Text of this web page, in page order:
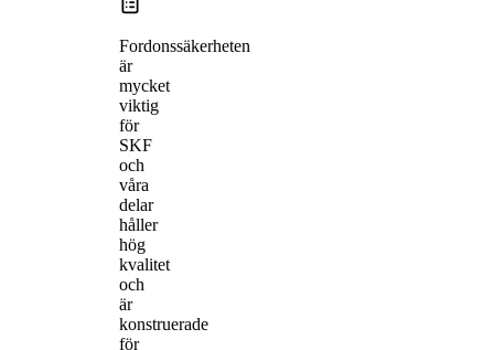
Fordonssäkerheten
är
mycket
viktig
för
SKF
och
våra
delar
håller
hög
kvalitet
och
är
konstruerade
för